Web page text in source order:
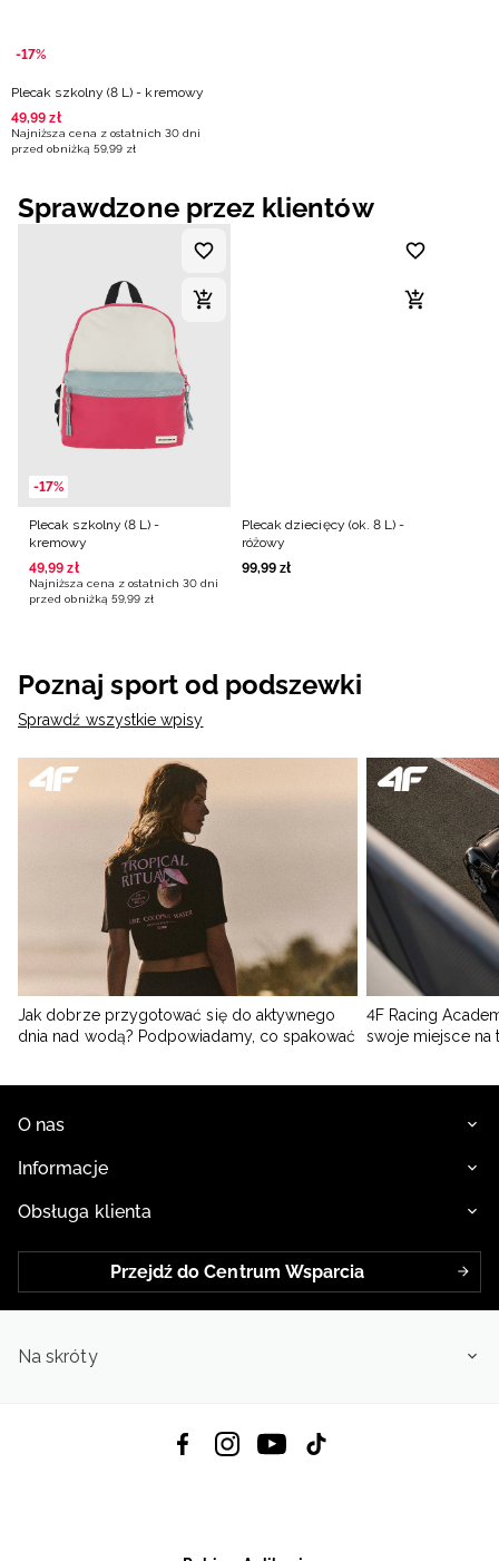
-17%
Plecak szkolny (8 L) - kremowy
49,99 zł
Najniższa cena z ostatnich 30 dni
przed obniżką 59,99 zł
Sprawdzone przez klientów
-17%
Plecak szkolny (8 L) -
kremowy
49,99 zł
Najniższa cena z ostatnich 30 dni
przed obniżką 59,99 zł
Plecak dziecięcy (ok. 8 L) -
różowy
99,99 zł
Poznaj sport od podszewki
Sprawdź wszystkie wpisy
Jak dobrze przygotować się do aktywnego
dnia nad wodą? Podpowiadamy, co spakować
4F Racing
swoje miejsce na
O nas
Informacje
Obsługa klienta
Przejdź do Centrum Wsparcia
Na skróty